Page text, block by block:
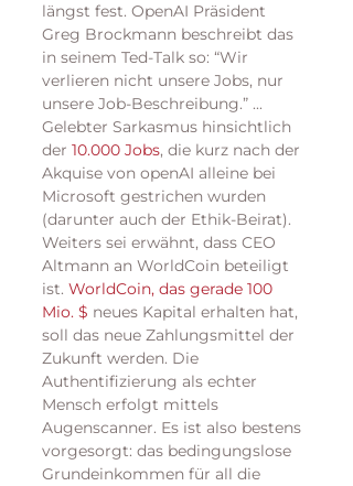
längst fest. OpenAI Präsident
Greg Brockmann beschreibt das
in seinem Ted-Talk so: “Wir
verlieren nicht unsere Jobs, nur
unsere Job-Beschreibung.” ...
Gelebter Sarkasmus hinsichtlich
der 10.000 Jobs, die kurz nach der
Akquise von openAI alleine bei
Microsoft gestrichen wurden
(darunter auch der Ethik-Beirat).
Weiters sei erwähnt, dass CEO
Altmann an WorldCoin beteiligt
ist. WorldCoin, das gerade 100
Mio. $ neues Kapital erhalten hat,
soll das neue Zahlungsmittel der
Zukunft werden. Die
Authentifizierung als echter
Mensch erfolgt mittels
Augenscanner. Es ist also bestens
vorgesorgt: das bedingungslose
Grundeinkommen für all die